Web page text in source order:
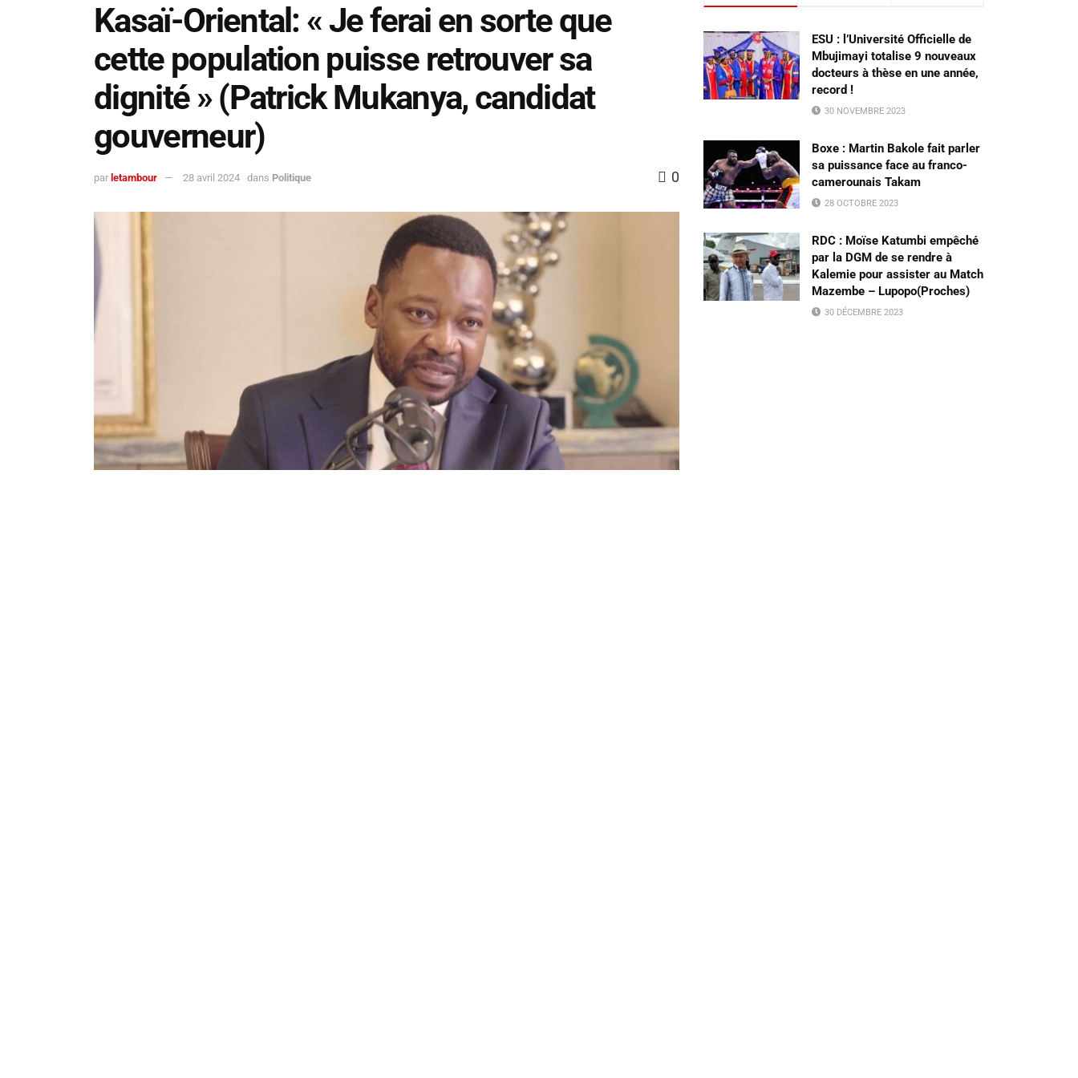
Kasaï-Oriental: « Je ferai en sorte que
cette population puisse retrouver sa
dignité » (Patrick Mukanya, candidat
gouverneur)
par letambour 28 avril 2024 dans Politique 0
ESU : l’Université Officielle de
Mbujimayi totalise 9 nouveaux
docteurs à thèse en une année,
record !
30 NOVEMBRE 2023
Boxe : Martin Bakole fait parler
sa puissance face au franco-
camerounais Takam
28 OCTOBRE 2023
RDC : Moïse Katumbi empêché
par la DGM de se rendre à
Kalemie pour assister au Match
Mazembe – Lupopo(Proches)
30 DÉCEMBRE 2023